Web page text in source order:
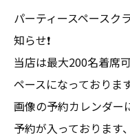
パーティースペースク
知らせ❗️
当店は最大200名着席
ペースになっておりま
画像の予約カレンダー
予約が入っております